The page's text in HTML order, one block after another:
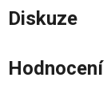
Diskuze
Hodnocení